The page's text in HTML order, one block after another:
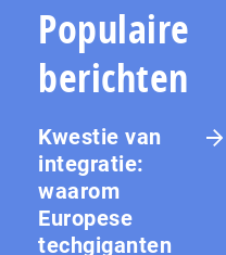
Populaire
berichten
Kwestie van
integratie:
waarom
Europese
techgiganten